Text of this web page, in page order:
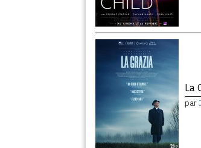
La
par